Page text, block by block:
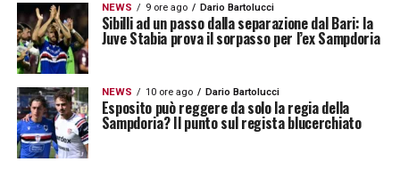
NEWS 9 ore ago Dario Bartolucci
Sibilli ad un passo dalla separazione dal Bari: la
Juve Stabia prova il sorpasso per l’ex Sampdoria
NEWS 10 ore ago Dario Bartolucci
Esposito può reggere da solo la regia della
Sampdoria? Il punto sul regista blucerchiato